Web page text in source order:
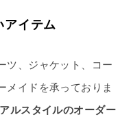
アイテム
ツ、ジャケット、コー
メイドを承っておりま
ルスタイルのオーダー